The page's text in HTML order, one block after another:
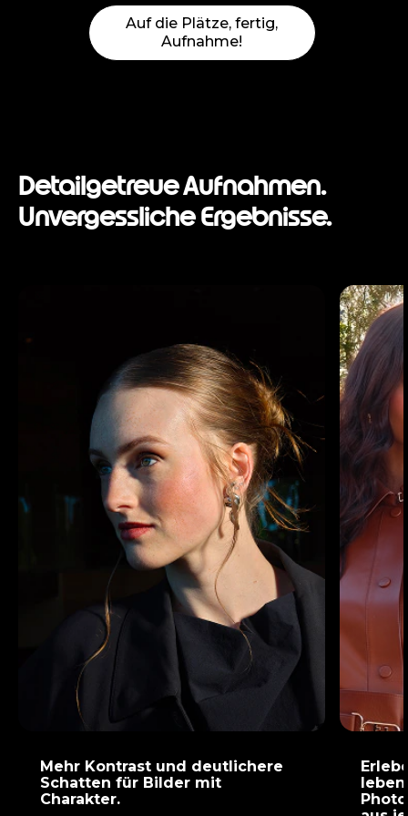
Auf die Plätze, fertig,
Aufnahme!
Detailgetreue Aufnahmen.
Unvergessliche Ergebnisse.
Mehr Kontrast und deutlichere
Schatten für Bilder mit
Charakter.